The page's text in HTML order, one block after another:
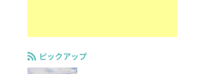
ピックアップ